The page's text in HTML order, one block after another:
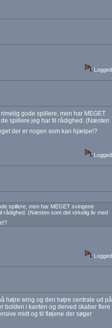
Logged
gode spillere, men har MEGET
spillere jeg har til rådighed. (Næsten
der er nogen som kan hjælpe!?
Logged
spillere, men har MEGET svingene
rådighed. (Næsten som det virkelig liv med
Logged
højre wing og den højre centrale ud på
bolden i kanten og derved skaber flere
midt og til fløjene der søger